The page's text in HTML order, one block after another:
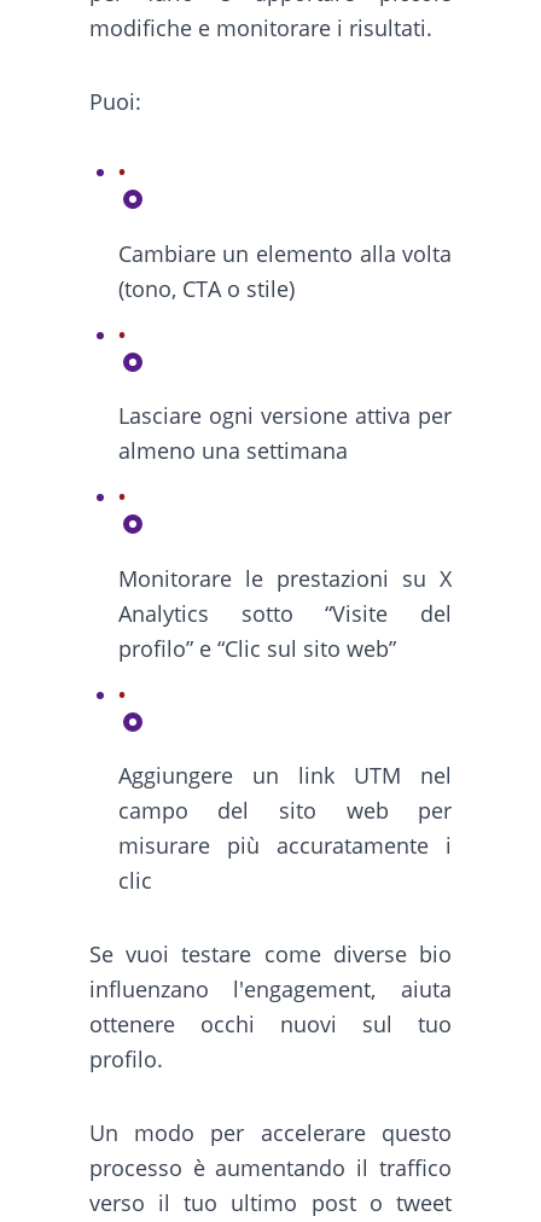
modifiche e monitorare i risultati.
Puoi:
Cambiare un elemento alla volta
(tono, CTA o stile)
Lasciare ogni versione attiva per
almeno una settimana
Monitorare le prestazioni su X
Analytics sotto “Visite del
profilo” e “Clic sul sito web”
Aggiungere un link UTM nel
campo del sito web per
misurare più accuratamente i
clic
Se vuoi testare come diverse bio
influenzano l'engagement, aiuta
ottenere occhi nuovi sul tuo
profilo.
Un modo per accelerare questo
processo è aumentando il traffico
verso il tuo ultimo post o tweet